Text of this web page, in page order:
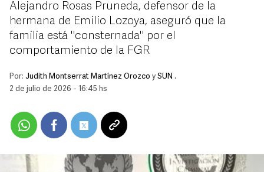
Alejandro Rosas Pruneda, defensor de la
hermana de Emilio Lozoya, aseguró que la
familia está "consternada" por el
comportamiento de la FGR
Por: Judith Montserrat Martínez Orozco y SUN .
2 de julio de 2026 - 16:45 hs